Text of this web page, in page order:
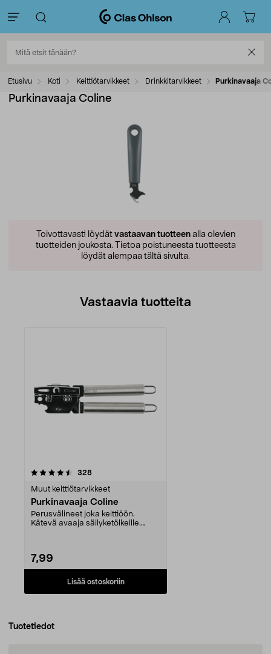
Etusivu Koti Keittiötarvikkeet Drinkkitarvikkeet Purkinavaaja
Purkinavaaja Coline
Toivottavasti löydät vastaavan tuotteenalla olevien
tuotteiden joukosta. Tietoa poistuneesta tuotteesta
löydät alempaa tältä sivulta.
Vastaavia tuotteita
328arvostelut
Muut keittiötarvikkeet
Purkinavaaja Coline
Perusvälineet joka keittiöön.
Kätevä avaaja säilyketölkeille.
7,99
Lisää ostoskoriin
Tuotetiedot